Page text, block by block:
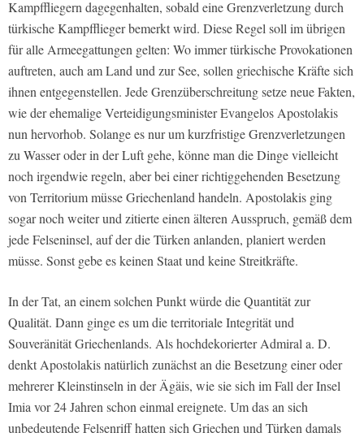
Kampffliegern dagegenhalten, sobald eine Grenzverletzung durch
türkische Kampfflieger bemerkt wird. Diese Regel soll im übrigen
für alle Armeegattungen gelten: Wo immer türkische Provokationen
auftreten, auch am Land und zur See, sollen griechische Kräfte sich
ihnen entgegenstellen. Jede Grenzüberschreitung setze neue Fakten,
wie der ehemalige Verteidigungsminister Evangelos Apostolakis
nun hervorhob. Solange es nur um kurzfristige Grenzverletzungen
zu Wasser oder in der Luft gehe, könne man die Dinge vielleicht
noch irgendwie regeln, aber bei einer richtiggehenden Besetzung
von Territorium müsse Griechenland handeln. Apostolakis ging
sogar noch weiter und zitierte einen älteren Ausspruch, gemäß dem
jede Felseninsel, auf der die Türken anlanden, planiert werden
müsse. Sonst gebe es keinen Staat und keine Streitkräfte.
In der Tat, an einem solchen Punkt würde die Quantität zur
Qualität. Dann ginge es um die territoriale Integrität und
Souveränität Griechenlands. Als hochdekorierter Admiral a. D.
denkt Apostolakis natürlich zunächst an die Besetzung einer oder
mehrerer Kleinstinseln in der Ägäis, wie sie sich im Fall der Insel
Imia vor 24 Jahren schon einmal ereignete. Um das an sich
unbedeutende Felsenriff hatten sich Griechen und Türken damals